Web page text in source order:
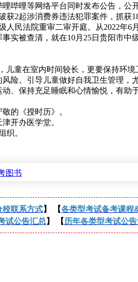
哔哩等网络平台同时发布公告，公
2起涉消费券违法犯罪案件，抓获18
民法院重审二审开庭。从2022年6
实被查清，就在10月25日贵阳市
童在室内时间较长，更要保持环境
险。引导儿童做好自我卫生管理
、保持充足睡眠和心情愉悦，有助
的《授时历》。
开办医学堂。
织。
校联系方式】 【各类型考试备考课程
试公告汇总 】 【 历年各类型考试公